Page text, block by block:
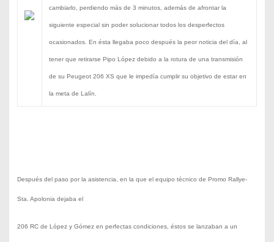
cambiarlo, perdiendo más de 3 minutos, además de afrontar la
siguiente especial sin poder solucionar todos los desperfectos
ocasionados. En ésta llegaba poco después la peor noticia del día, al
tener que retirarse Pipo López debido a la rotura de una transmisión
de su Peugeot 206 XS que le impedía cumplir su objetivo de estar en
la meta de Lalín.
Después del paso por la asistencia, en la que el equipo técnico de Promo Rallye-
Sta. Apolonia dejaba el
206 RC de López y Gómez en perfectas condiciones, éstos se lanzaban a un